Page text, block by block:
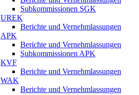
Subkommissionen SGK
UREK
Berichte und Vernehmlassungen
APK
Berichte und Vernehmlassungen
Subkommissionen APK
KVF
Berichte und Vernehmlassungen
WAK
Berichte und Vernehmlassungen